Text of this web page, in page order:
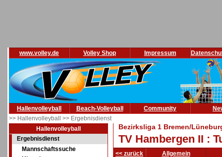
www.volley.de Volley Shop Impressum
Hallenvolleyball Beach-Volleyball Community
>> Hallenvolleyball >> Ergebnisdienst
Hallenvolleyball
Ergebnisdienst
Mannschaftssuche
Bezirksliga 1 Bremen/
TV Hambergen II :
<< zurück Allgemein